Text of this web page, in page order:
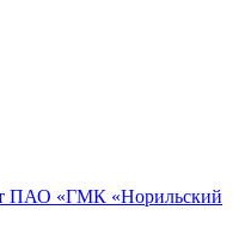
ПАО «ГМК «Норильский